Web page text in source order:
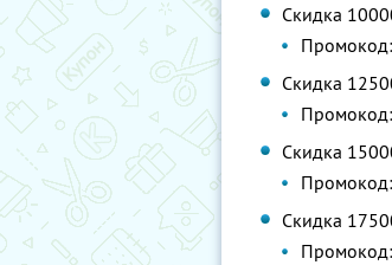
Скидка
Скидка
Скидка
Скидка